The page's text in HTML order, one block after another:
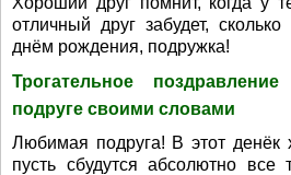
отличный друг забудет,
днём рождения, подружка!
Трогательное
подруге своими словами
Любимая подруга! В этот денёк
пусть сбудутся абсолютно